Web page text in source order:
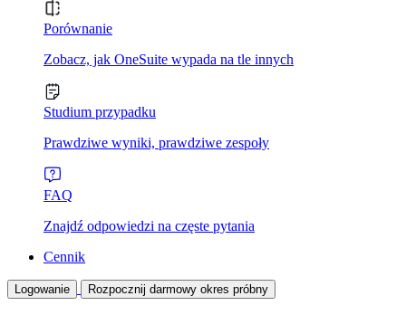
Porównanie
Zobacz, jak OneSuite wypada na tle innych
Studium przypadku
Prawdziwe wyniki, prawdziwe zespoły
FAQ
Znajdź odpowiedzi na częste pytania
Cennik
Logowanie Rozpocznij darmowy okres próbny